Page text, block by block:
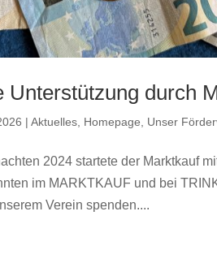
Unterstützung durch
|Aktuelles Homepage Unser
2024 startete der Marktkauf
im MARKTKAUF und bei
Verein spenden....